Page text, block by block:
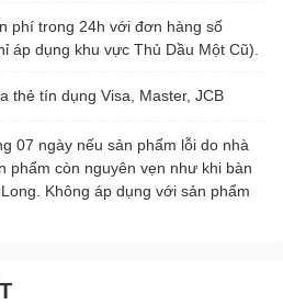
phí trong 24h với đơn hàng số
áp dụng khu vực Thủ Dầu Một Cũ).
thẻ tín dụng Visa, Master, JCB
07 ngày nếu sản phẩm lỗi do nhà
phẩm còn nguyên vẹn như khi bàn
Không áp dụng với sản phẩm